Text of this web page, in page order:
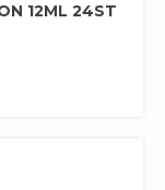
12ML 24ST